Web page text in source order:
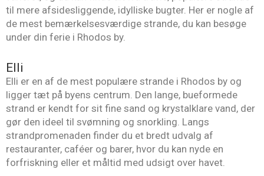
til mere afsidesliggende, idylliske bugter. Her er nogle af
de mest bemærkelsesværdige strande, du kan besøge
under din ferie i Rhodos by.
Elli
Elli er en af de mest populære strande i Rhodos by og
ligger tæt på byens centrum. Den lange, bueformede
strand er kendt for sit fine sand og krystalklare vand, der
gør den ideel til svømning og snorkling. Langs
strandpromenaden finder du et bredt udvalg af
restauranter, caféer og barer, hvor du kan nyde en
forfriskning eller et måltid med udsigt over havet.